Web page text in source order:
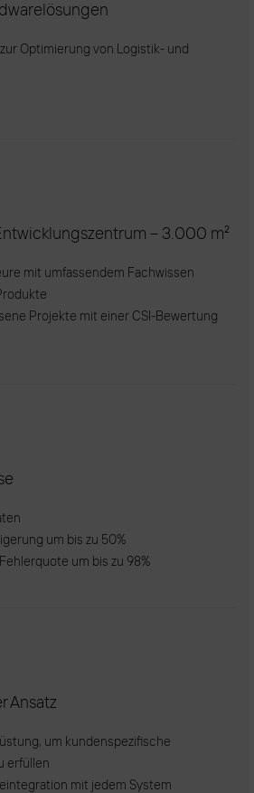
Optimierung von Logistik- und
– 3.000 m²
mit umfassendem Fachwissen
Projekte mit einer CSI-Bewertung
um bis zu 50%
um bis zu 98%
Ansatz
um kundenspezifische
erfüllen
mit jedem System